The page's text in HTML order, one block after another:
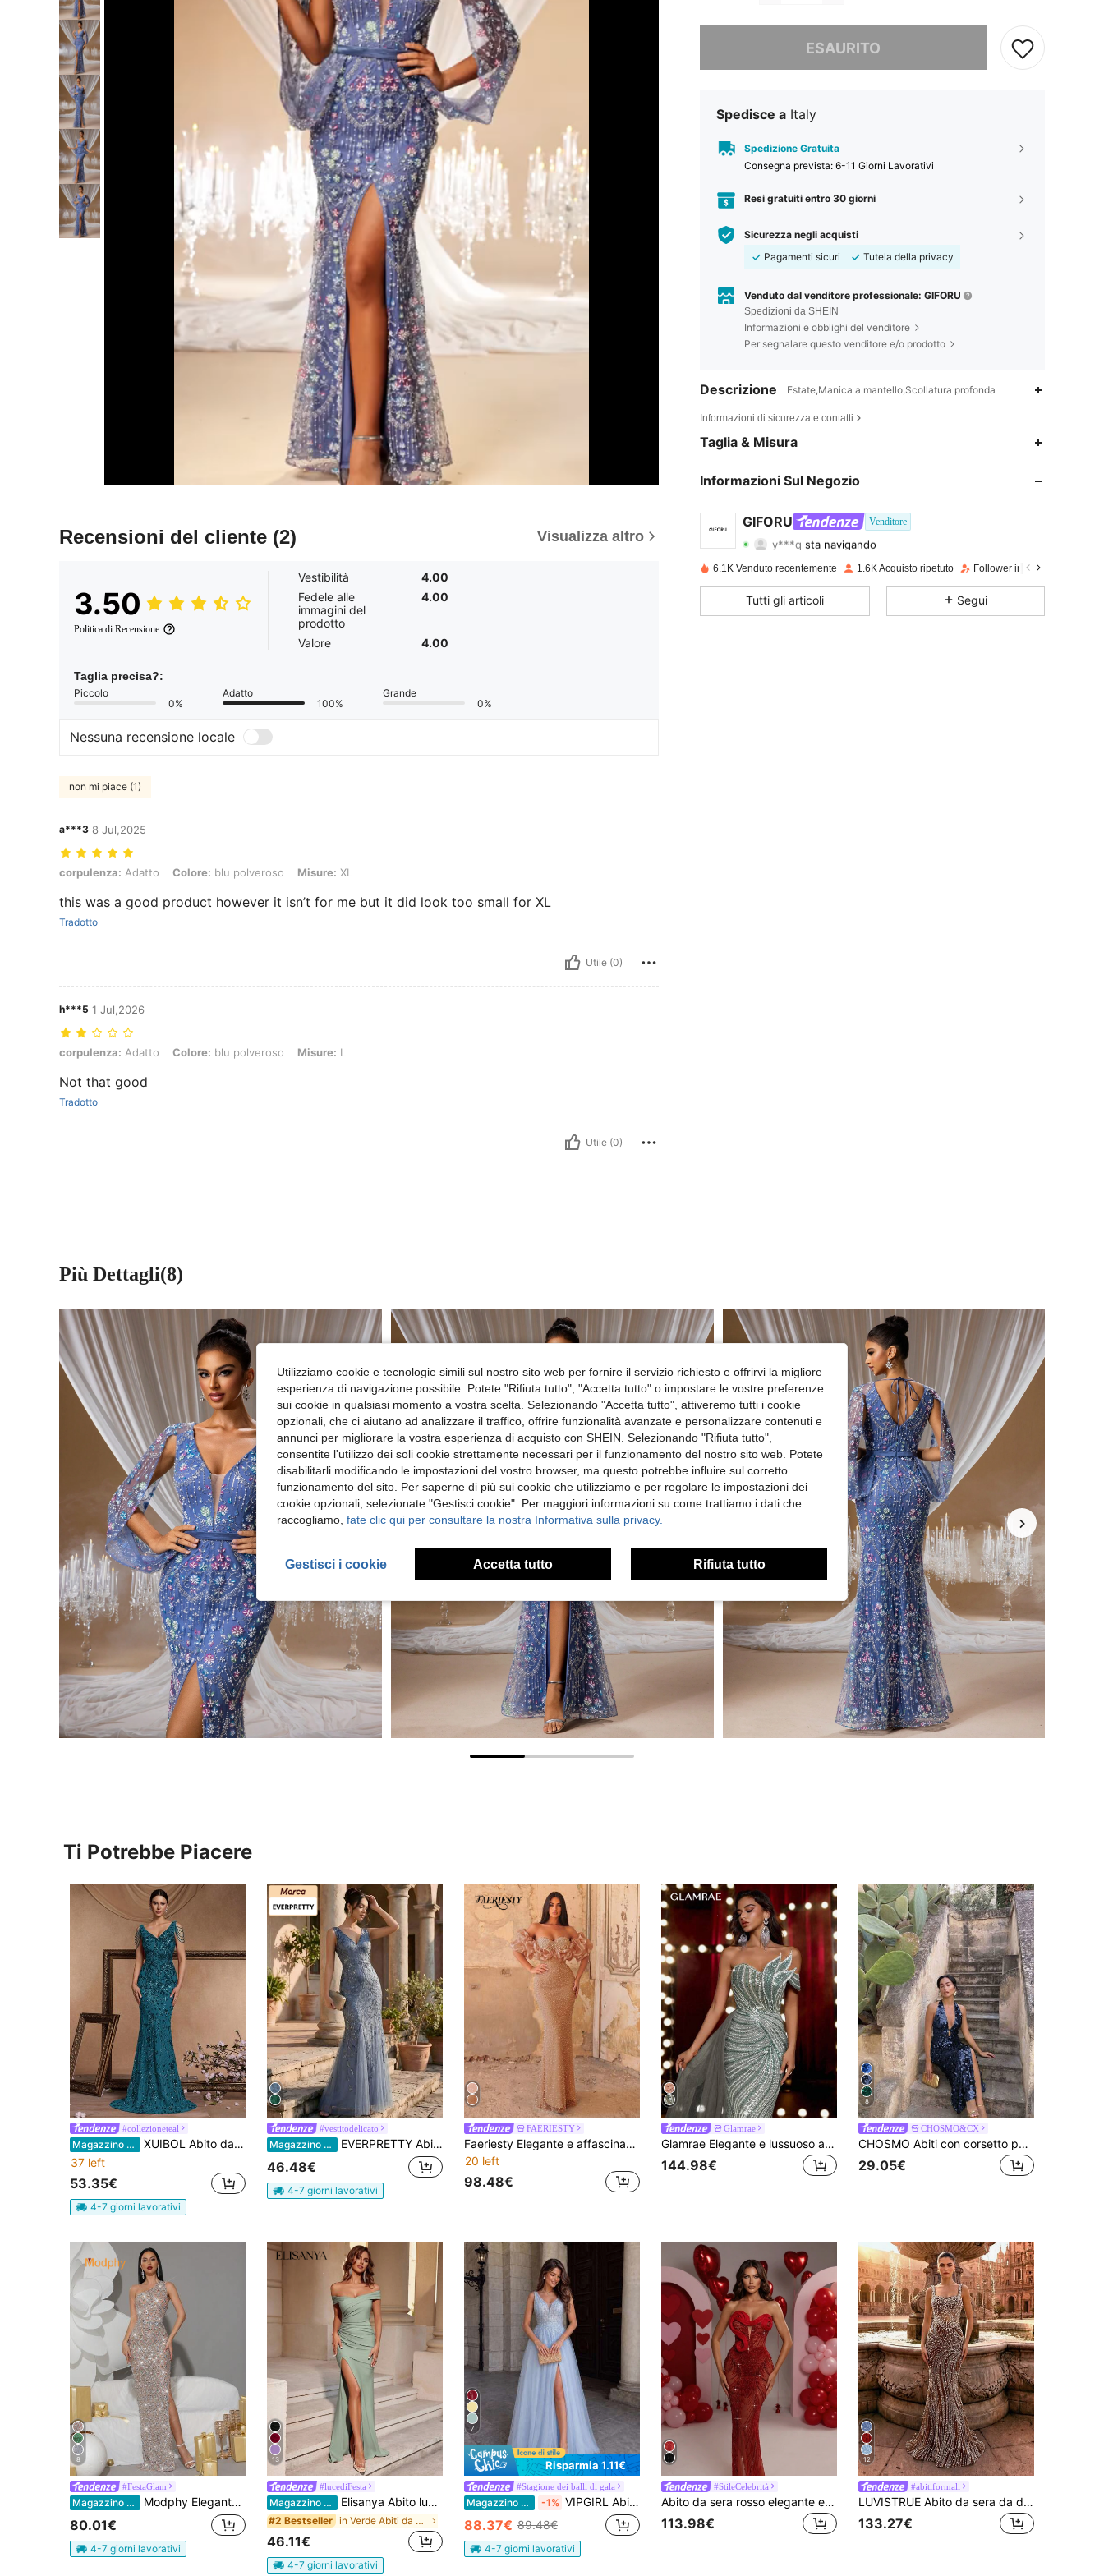
Recensioni del cliente (2) Visualizza altro
3.50
Politica di Recensione
Vestibilità
4.00
Fedele alle
immagini del
prodotto
4.00
Valore 4.00
Taglia precisa?:
Piccolo
0%
Adatto
100%
Grande
0%
Nessuna recensione locale
non mi piace (1)
a***3 8 Jul,2025
corpulenza: Adatto, Colore: blu polveroso, Misure: XL
corpulenza: Adatto Colore: blu polveroso Misure: XL
this was a good product however it isn’t for me but it did look too small for XL
Tradotto
Utile (0)
h***5 1 Jul,2026
corpulenza: Adatto, Colore: blu polveroso, Misure: L
corpulenza: Adatto Colore: blu polveroso Misure: L
Not that good
Tradotto
Utile (0)
ESAURITO
Spedisce a Italy
Spedizione Gratuita
Consegna prevista: 6-11 Giorni Lavorativi
Resi gratuiti entro 30 giorni
Sicurezza negli acquisti
Pagamenti sicuri
Tutela della privacy
Venduto dal venditore professionale: GIFORU
Spedizioni da SHEIN
Informazioni e obblighi del venditore
Per segnalare questo venditore e/o prodotto
Descrizione Estate,Manica a mantello,Scollatura profonda
Informazioni di sicurezza e contatti
Taglia & Misura
Informazioni Sul Negozio
GIFORU Venditore
y***qsta navigando
4.70 Valutazione 146Articoli
4.70 146 35K
6.1K Venduto recentemente 1.6K Acquisto ripetuto Follower in crescita del 13%
Tutti gli articoli Segui
Più Dettagli(8)
Ti Potrebbe Piacere
#collezioneteal
Magazzino EU
XUIBOL Abito da sera in paillettes a coda di pesce per donna, elegante abito da cerimonia formale per balli, matrimoni, lauree, cene
37 left
53.35€
4-7 giorni lavorativi
#vestitodelicato
Magazzino EU EVERPRETTY Abito da sera elegante con scollo a V, ricamato con paillettes, stile sirena, con motivi floreali scintillanti, blu ardesia, abito formale da festa autunnale
46.48€
4-7 giorni lavorativi
FAERIESTY
Faeriesty Elegante e affascinante abito da sera lungo con paillettes, design con maniche aperte e volant, dettagli con perline e imbottitura al busto, adatto per matrimoni, feste e autunno
20 left
98.48€
Glamrae
Glamrae Elegante e lussuoso abito a sirena in rete con perline e paillettes, con volant laterali, adatto per matrimoni, feste, balli, banchetti (molto decorato)
144.98€
8
CHOSMO&CX
CHOSMO Abiti con corsetto per donne, abito da ballo, abito da invitata a matrimonio, abiti da ballo da donna, abiti da festa a pois e colore unito lucido, romantico, sexy, formale, da sera, autunnale
29.05€
8
#FestaGlam
Magazzino EU Modphy Elegante abito da sera lungo da donna, fatto a mano, con perline, diamanti, paillettes, sexy, monospalla, senza maniche, schiena scoperta, in rete, per feste, matrimoni, autunno
80.01€
4-7 giorni lavorativi
13
#lucediFesta
Magazzino EU Elisanya Abito lungo elegante con spalle scoperte, arricciature in vita, spacco frontale sulla coscia, adatto per cerimonie di benvenuto. Abito da cocktail semi-formale per ballo di fine anno.
#2 Bestseller in Verde Abiti da cocktail da donna
46.11€
4-7 giorni lavorativi
7
Risparmia 1.11€
#Stagione dei balli di gala
Magazzino EU -1% VIPGIRL Abito da sera elegante con paillettes, inserti in rete e spacco alto, scollo a V, chiffon con paillettes, abito da festa elegante per signore, abito formale autunnale
88.37€ 89.48€
4-7 giorni lavorativi
#StileCelebrità
Abito da sera rosso elegante e sexy da donna, senza spalline, aderente, con paillettes scintillanti e decorazioni pesanti, per fidanzamento, matrimonio, festa di compleanno, vestito per impressionare in autunno
113.98€
12
#abitiformali
LUVISTRUE Abito da sera da donna con perle, adatto per gala estivo, ospite di matrimonio, cocktail festa, cerimonia di laurea autunnale
133.27€
Utilizziamo cookie e tecnologie simili sul nostro sito web per fornire il servizio richiesto e offrirvi la migliore
esperienza di navigazione possibile. Potete "Rifiuta tutto", "Accetta tutto" o impostare le vostre preferenze
sui cookie in qualsiasi momento a vostra scelta. Selezionando "Accetta tutto", attiveremo tutti i cookie
opzionali, che ci aiutano ad analizzare il traffico, offrire funzionalità avanzate e personalizzare contenuti e
annunci per migliorare la vostra esperienza di acquisto con SHEIN. Selezionando "Rifiuta tutto",
consentite l'utilizzo dei soli cookie strettamente necessari per il funzionamento del nostro sito web. Potete
disabilitarli modificando le impostazioni del vostro browser, ma questo potrebbe influire sul corretto
funzionamento del sito. Per saperne di più sui cookie che utilizziamo e per regolare le impostazioni dei
cookie opzionali, selezionate "Gestisci cookie". Per maggiori informazioni su come trattiamo i dati che
raccogliamo, fate clic qui per consultare la nostra Informativa sulla privacy.
Gestisci i cookie Accetta tutto Rifiuta tutto